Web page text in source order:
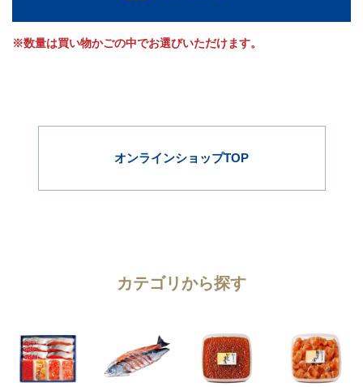
※数量は買い物かごの中でお選びいただけます。
オンラインショップTOP
カテゴリから探す